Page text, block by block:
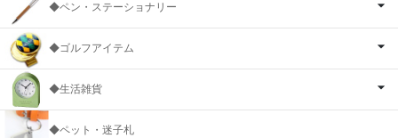
◆ペン・ステーショナリー
◆ゴルフアイテム
◆生活雑貨
◆ペット・迷子札